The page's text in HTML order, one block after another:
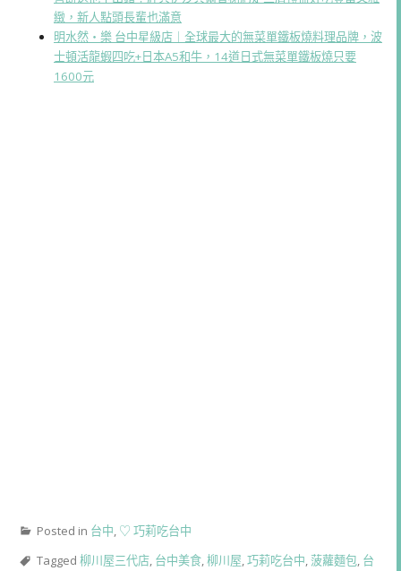
緻，新人點頭長輩也滿意
明水然・樂 台中星級店｜全球最大的無菜單鐵板燒料理品牌，波
士頓活龍蝦四吃+日本A5和牛，14道日式無菜單鐵板燒只要
1600元
Posted in 台中, ♡ 巧莉吃台中
Tagged 柳川屋三代店, 台中美食,柳川屋,巧莉吃台中,菠蘿麵包, 台